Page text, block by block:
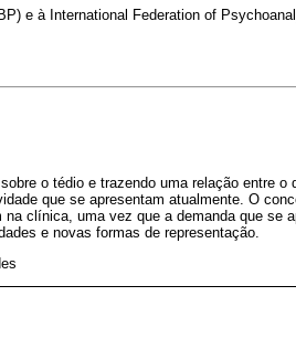
e à International Federation of
o tédio e trazendo uma relação entre o
que se apresentam atualmente. O
clínica, uma vez que a demanda que se
e novas formas de representação.